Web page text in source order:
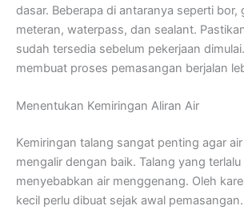
dasar. Beberapa di antaranya seperti bor,
meteran, waterpass, dan sealant.
sudah tersedia sebelum pekerjaan
membuat proses pemasangan berjalan
Menentukan Kemiringan Aliran Air
Kemiringan talang sangat penting agar
mengalir dengan baik. Talang yang
menyebabkan air menggenang. Oleh
kecil perlu dibuat sejak awal